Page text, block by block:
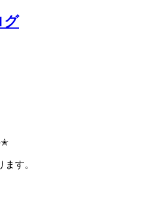
グ
✭
す。